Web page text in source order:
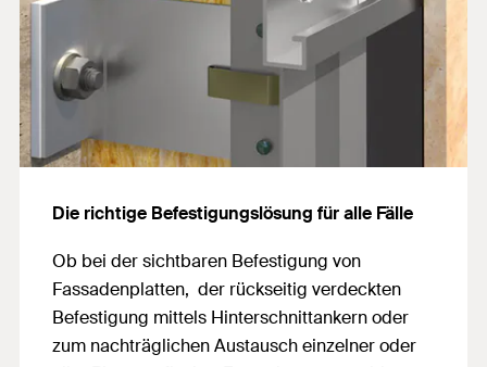
Die richtige Befestigungslösung für alle Fälle
Ob bei der sichtbaren Befestigung von
Fassadenplatten, der rückseitig verdeckten
Befestigung mittels Hinterschnittankern oder
zum nachträglichen Austausch einzelner oder